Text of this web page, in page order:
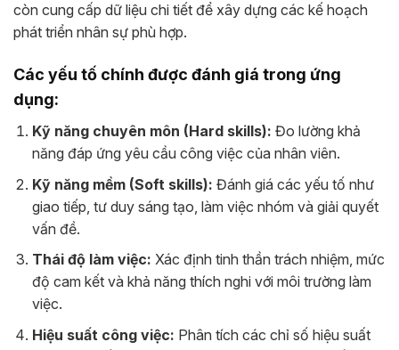
còn cung cấp dữ liệu chi tiết để xây dựng các kế hoạch
phát triển nhân sự phù hợp.
Các yếu tố chính được đánh giá trong ứng
dụng:
Kỹ năng chuyên môn (Hard skills): Đo lường khả
năng đáp ứng yêu cầu công việc của nhân viên.
Kỹ năng mềm (Soft skills): Đánh giá các yếu tố như
giao tiếp, tư duy sáng tạo, làm việc nhóm và giải quyết
vấn đề.
Thái độ làm việc: Xác định tinh thần trách nhiệm, mức
độ cam kết và khả năng thích nghi với môi trường làm
việc.
Hiệu suất công việc: Phân tích các chỉ số hiệu suất